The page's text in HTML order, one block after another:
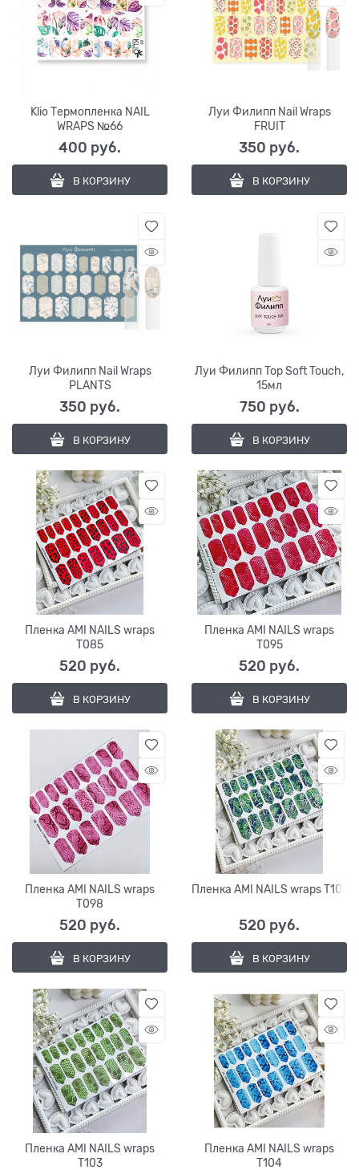
Klio Термопленка NAIL
WRAPS №66
400 руб.
В КОРЗИНУ
Луи Филипп Nail Wraps
FRUIT
350 руб.
В КОРЗИНУ
Луи Филипп Nail Wraps
PLANTS
350 руб.
В КОРЗИНУ
Луи Филипп Top Soft Touch,
15мл
750 руб.
В КОРЗИНУ
Пленка AMI NAILS wraps
T085
520 руб.
В КОРЗИНУ
Пленка AMI NAILS wraps
T095
520 руб.
В КОРЗИНУ
Пленка AMI NAILS wraps
T098
520 руб.
В КОРЗИНУ
Пленка AMI NAILS wraps T101
520 руб.
В КОРЗИНУ
Пленка AMI NAILS wraps
T103
Пленка AMI NAILS wraps
T104